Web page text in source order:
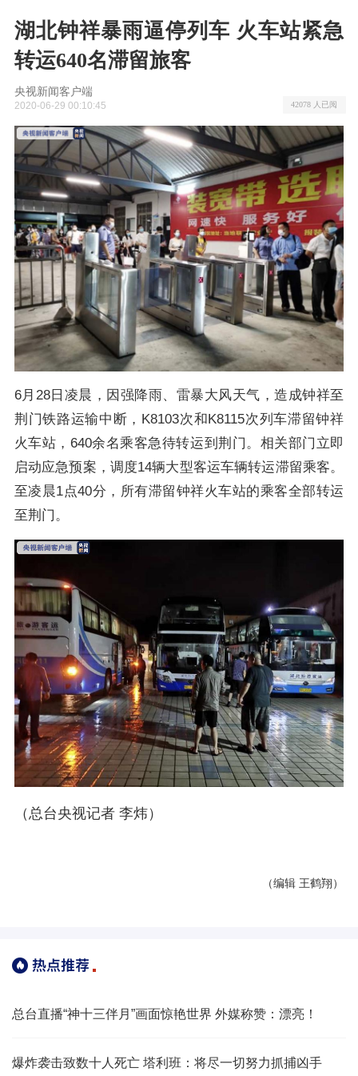
湖北钟祥暴雨逼停列车 火车站紧急
转运640名滞留旅客
央视新闻客户端
2020-06-29 00:10:45 42078 人已阅
6月28日凌晨，因强降雨、雷暴大风天气，造成钟祥至
荆门铁路运输中断，K8103次和K8115次列车滞留钟祥
火车站，640余名乘客急待转运到荆门。相关部门立即
启动应急预案，调度14辆大型客运车辆转运滞留乘客。
至凌晨1点40分，所有滞留钟祥火车站的乘客全部转运
至荆门。
（总台央视记者 李炜）
（编辑 王鹤翔）
总台直播“神十三伴月”画面惊艳世界 外媒称赞：漂亮！
爆炸袭击致数十人死亡 塔利班：将尽一切努力抓捕凶手